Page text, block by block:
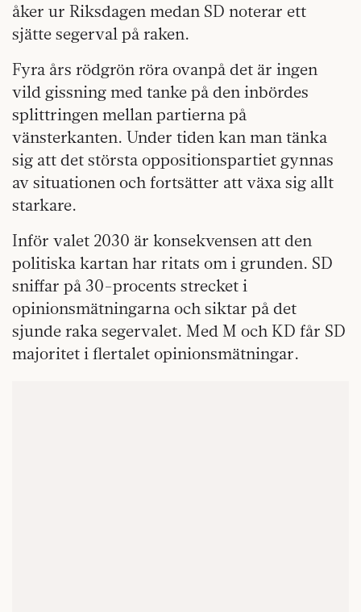
åker ur Riksdagen medan SD noterar ett
sjätte segerval på raken.
Fyra års rödgrön röra ovanpå det är ingen
vild gissning med tanke på den inbördes
splittringen mellan partierna på
vänsterkanten. Under tiden kan man tänka
sig att det största oppositionspartiet gynnas
av situationen och fortsätter att växa sig allt
starkare.
Inför valet 2030 är konsekvensen att den
politiska kartan har ritats om i grunden. SD
sniffar på 30-procents strecket i
opinionsmätningarna och siktar på det
sjunde raka segervalet. Med M och KD får SD
majoritet i flertalet opinionsmätningar.